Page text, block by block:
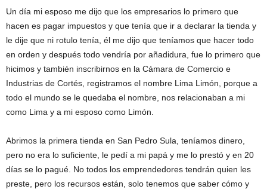
Un día mi esposo me dijo que los empresarios lo primero que
hacen es pagar impuestos y que tenía que ir a declarar la tienda y
le dije que ni rotulo tenía, él me dijo que teníamos que hacer todo
en orden y después todo vendría por añadidura, fue lo primero que
hicimos y también inscribirnos en la Cámara de Comercio e
Industrias de Cortés, registramos el nombre Lima Limón, porque a
todo el mundo se le quedaba el nombre, nos relacionaban a mi
como Lima y a mi esposo como Limón.
Abrimos la primera tienda en San Pedro Sula, teníamos dinero,
pero no era lo suficiente, le pedí a mi papá y me lo prestó y en 20
días se lo pagué. No todos los emprendedores tendrán quien les
preste, pero los recursos están, solo tenemos que saber cómo y